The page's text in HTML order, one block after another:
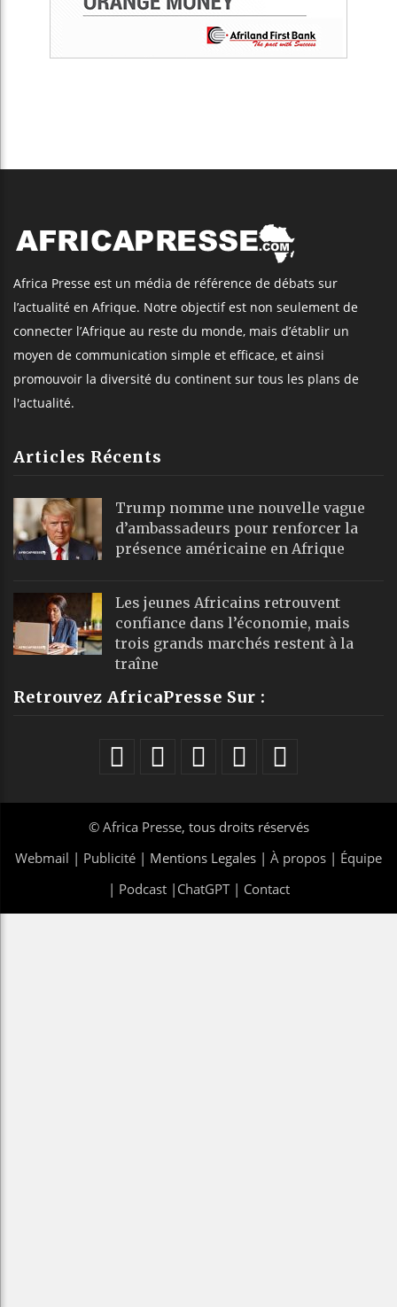
Africa Presse est un média de référence de débats sur
l’actualité en Afrique. Notre objectif est non seulement de
connecter l’Afrique au reste du monde, mais d’établir un
moyen de communication simple et efficace, et ainsi
promouvoir la diversité du continent sur tous les plans de
l'actualité.
Articles Récents
Trump nomme une nouvelle vague
d’ambassadeurs pour renforcer la
présence américaine en Afrique
Les jeunes Africains retrouvent
confiance dans l’économie, mais
trois grands marchés restent à la
traîne
Retrouvez AfricaPresse Sur :
© Africa Presse, tous droits réservés
Webmail | Publicité | Mentions Legales | À propos | Équipe
| Podcast| ChatGPT| Contact